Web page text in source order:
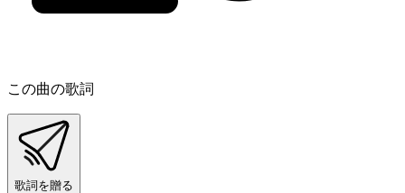
この曲の歌詞
歌詞を贈る